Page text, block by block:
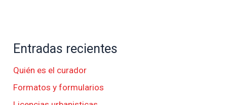
Entradas recientes
Quién es el curador
Formatos y formularios